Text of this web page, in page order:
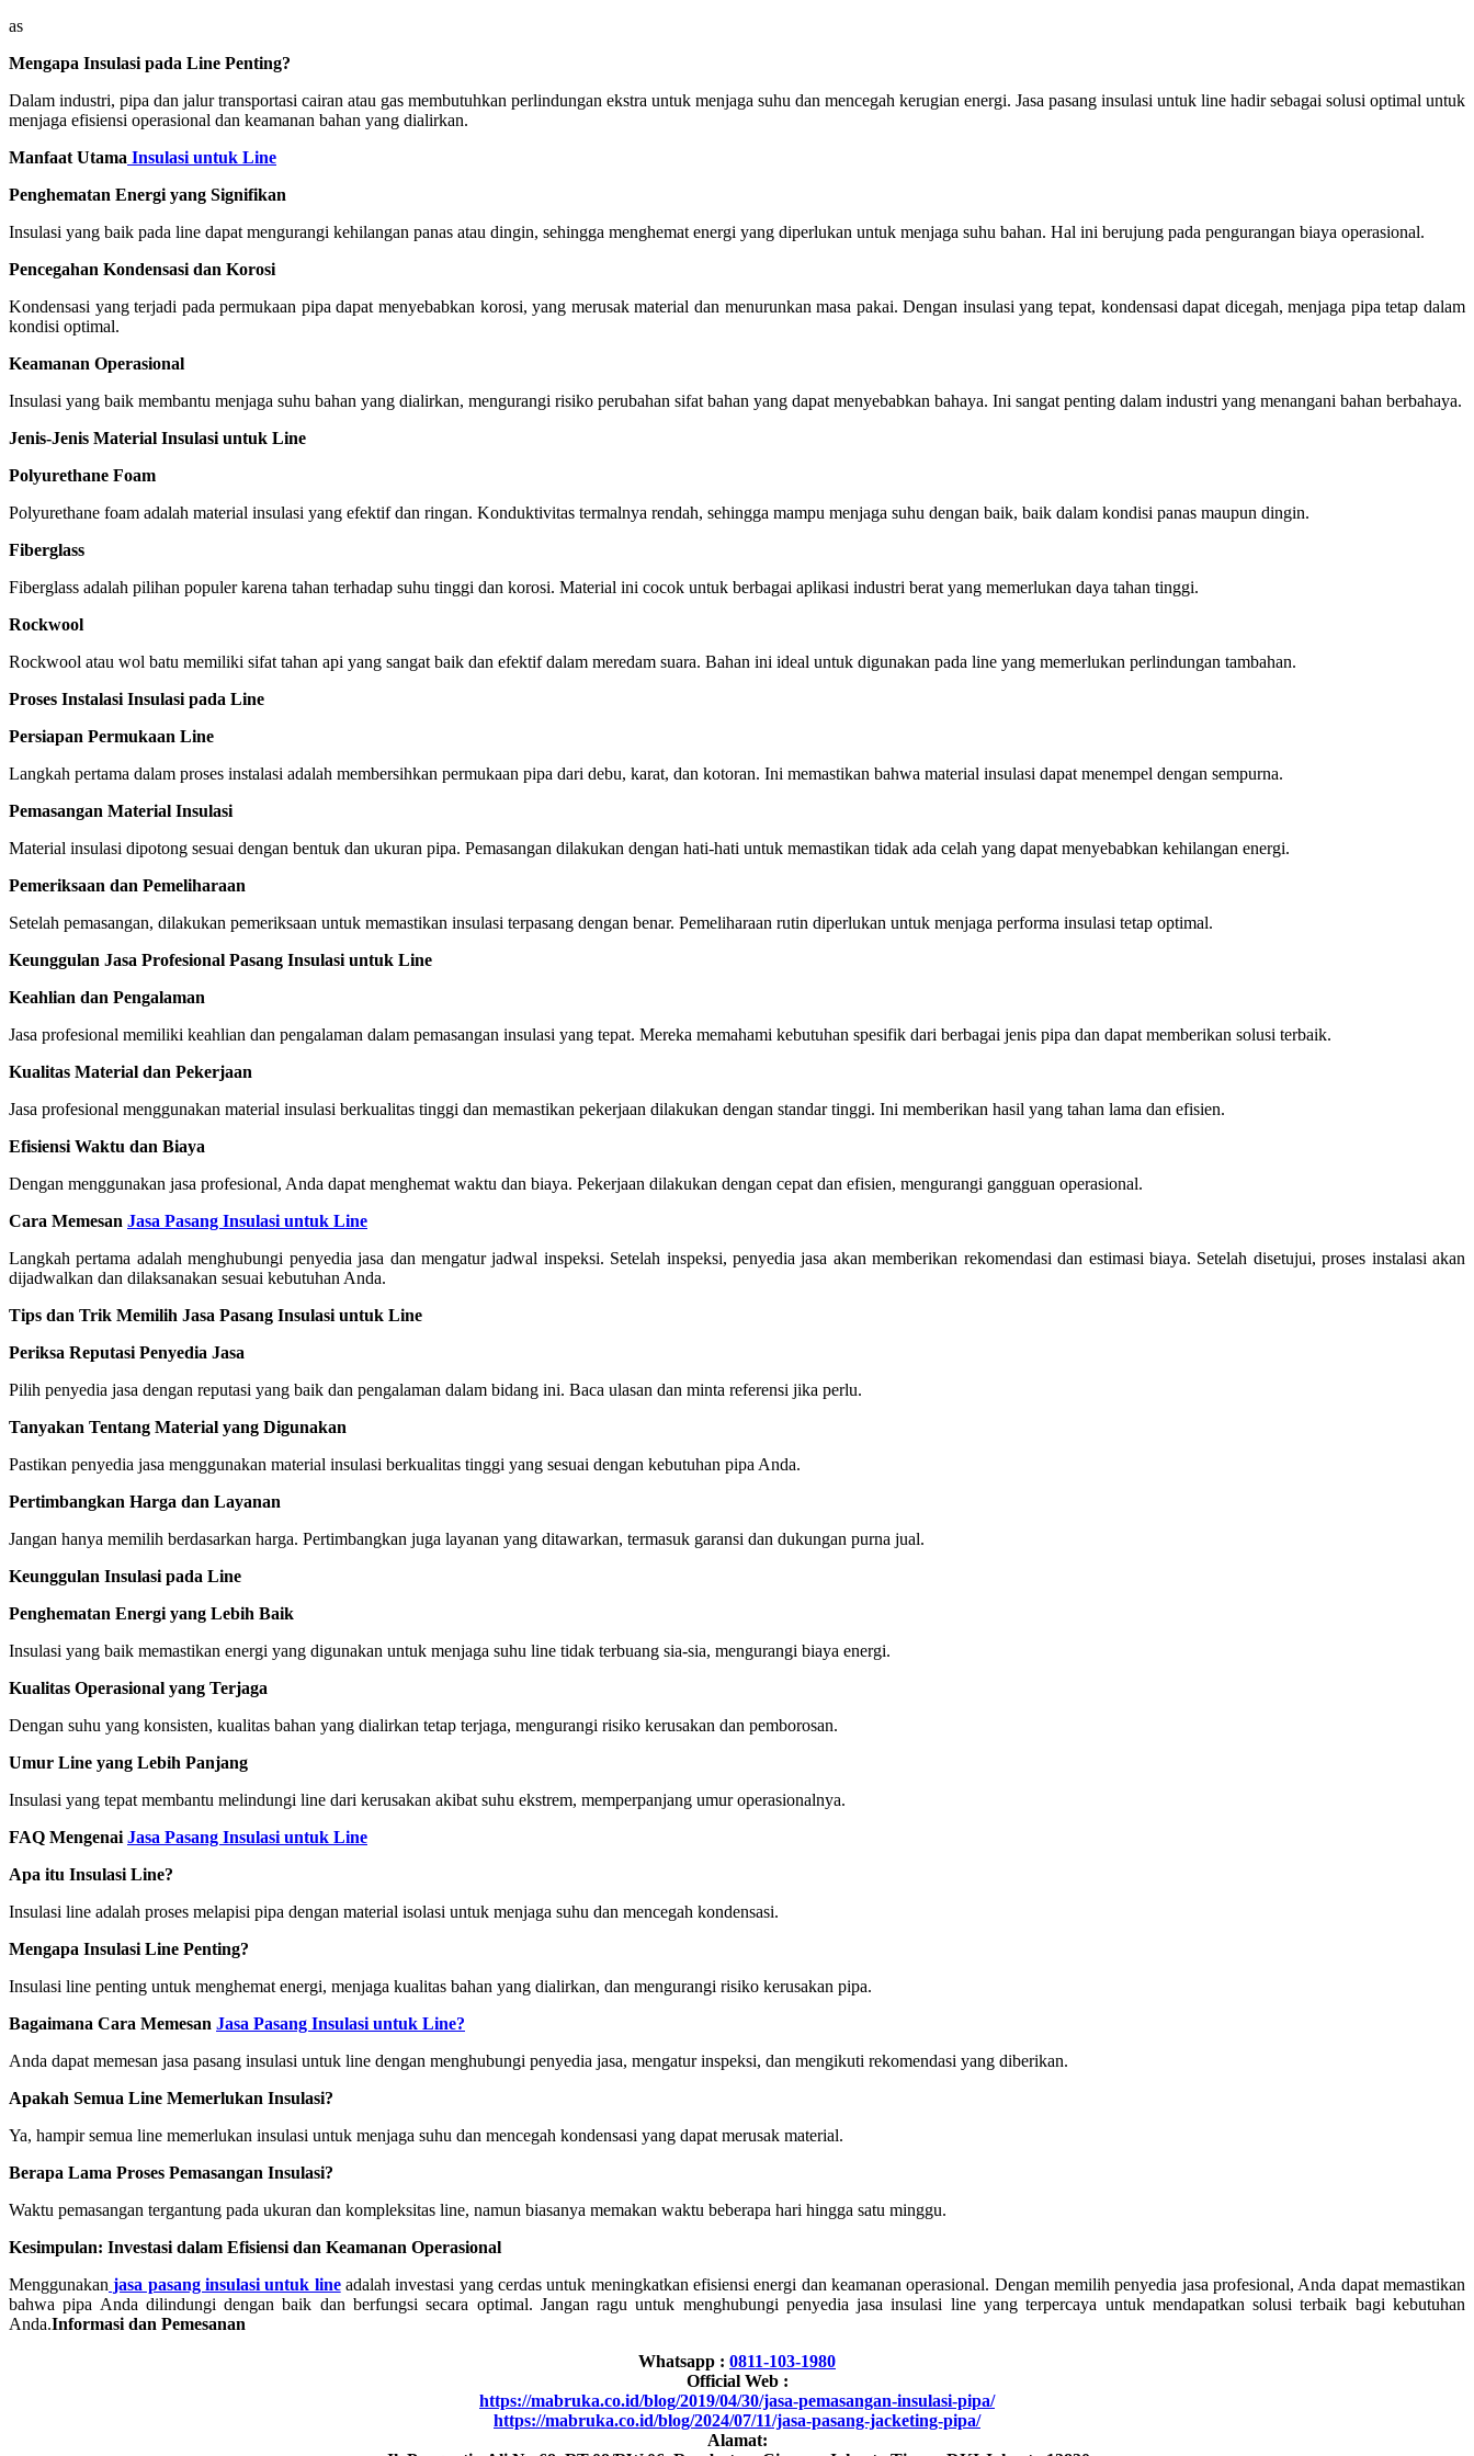
as
Mengapa Insulasi pada Line Penting?
Dalam industri, pipa dan jalur transportasi cairan atau gas membutuhkan perlindungan ekstra untuk menjaga suhu dan mencegah kerugian energi. Jasa pasang insulasi untuk line hadir sebagai solusi optimal untuk
menjaga efisiensi operasional dan keamanan bahan yang dialirkan.
Manfaat Utama Insulasi untuk Line
Penghematan Energi yang Signifikan
Insulasi yang baik pada line dapat mengurangi kehilangan panas atau dingin, sehingga menghemat energi yang diperlukan untuk menjaga suhu bahan. Hal ini berujung pada pengurangan biaya operasional.
Pencegahan Kondensasi dan Korosi
Kondensasi yang terjadi pada permukaan pipa dapat menyebabkan korosi, yang merusak material dan menurunkan masa pakai. Dengan insulasi yang tepat, kondensasi dapat dicegah, menjaga pipa tetap dalam
kondisi optimal.
Keamanan Operasional
Insulasi yang baik membantu menjaga suhu bahan yang dialirkan, mengurangi risiko perubahan sifat bahan yang dapat menyebabkan bahaya. Ini sangat penting dalam industri yang menangani bahan berbahaya.
Jenis-Jenis Material Insulasi untuk Line
Polyurethane Foam
Polyurethane foam adalah material insulasi yang efektif dan ringan. Konduktivitas termalnya rendah, sehingga mampu menjaga suhu dengan baik, baik dalam kondisi panas maupun dingin.
Fiberglass
Fiberglass adalah pilihan populer karena tahan terhadap suhu tinggi dan korosi. Material ini cocok untuk berbagai aplikasi industri berat yang memerlukan daya tahan tinggi.
Rockwool
Rockwool atau wol batu memiliki sifat tahan api yang sangat baik dan efektif dalam meredam suara. Bahan ini ideal untuk digunakan pada line yang memerlukan perlindungan tambahan.
Proses Instalasi Insulasi pada Line
Persiapan Permukaan Line
Langkah pertama dalam proses instalasi adalah membersihkan permukaan pipa dari debu, karat, dan kotoran. Ini memastikan bahwa material insulasi dapat menempel dengan sempurna.
Pemasangan Material Insulasi
Material insulasi dipotong sesuai dengan bentuk dan ukuran pipa. Pemasangan dilakukan dengan hati-hati untuk memastikan tidak ada celah yang dapat menyebabkan kehilangan energi.
Pemeriksaan dan Pemeliharaan
Setelah pemasangan, dilakukan pemeriksaan untuk memastikan insulasi terpasang dengan benar. Pemeliharaan rutin diperlukan untuk menjaga performa insulasi tetap optimal.
Keunggulan Jasa Profesional Pasang Insulasi untuk Line
Keahlian dan Pengalaman
Jasa profesional memiliki keahlian dan pengalaman dalam pemasangan insulasi yang tepat. Mereka memahami kebutuhan spesifik dari berbagai jenis pipa dan dapat memberikan solusi terbaik.
Kualitas Material dan Pekerjaan
Jasa profesional menggunakan material insulasi berkualitas tinggi dan memastikan pekerjaan dilakukan dengan standar tinggi. Ini memberikan hasil yang tahan lama dan efisien.
Efisiensi Waktu dan Biaya
Dengan menggunakan jasa profesional, Anda dapat menghemat waktu dan biaya. Pekerjaan dilakukan dengan cepat dan efisien, mengurangi gangguan operasional.
Cara Memesan Jasa Pasang Insulasi untuk Line
Langkah pertama adalah menghubungi penyedia jasa dan mengatur jadwal inspeksi. Setelah inspeksi, penyedia jasa akan memberikan rekomendasi dan estimasi biaya. Setelah disetujui, proses instalasi akan
dijadwalkan dan dilaksanakan sesuai kebutuhan Anda.
Tips dan Trik Memilih Jasa Pasang Insulasi untuk Line
Periksa Reputasi Penyedia Jasa
Pilih penyedia jasa dengan reputasi yang baik dan pengalaman dalam bidang ini. Baca ulasan dan minta referensi jika perlu.
Tanyakan Tentang Material yang Digunakan
Pastikan penyedia jasa menggunakan material insulasi berkualitas tinggi yang sesuai dengan kebutuhan pipa Anda.
Pertimbangkan Harga dan Layanan
Jangan hanya memilih berdasarkan harga. Pertimbangkan juga layanan yang ditawarkan, termasuk garansi dan dukungan purna jual.
Keunggulan Insulasi pada Line
Penghematan Energi yang Lebih Baik
Insulasi yang baik memastikan energi yang digunakan untuk menjaga suhu line tidak terbuang sia-sia, mengurangi biaya energi.
Kualitas Operasional yang Terjaga
Dengan suhu yang konsisten, kualitas bahan yang dialirkan tetap terjaga, mengurangi risiko kerusakan dan pemborosan.
Umur Line yang Lebih Panjang
Insulasi yang tepat membantu melindungi line dari kerusakan akibat suhu ekstrem, memperpanjang umur operasionalnya.
FAQ Mengenai Jasa Pasang Insulasi untuk Line
Apa itu Insulasi Line?
Insulasi line adalah proses melapisi pipa dengan material isolasi untuk menjaga suhu dan mencegah kondensasi.
Mengapa Insulasi Line Penting?
Insulasi line penting untuk menghemat energi, menjaga kualitas bahan yang dialirkan, dan mengurangi risiko kerusakan pipa.
Bagaimana Cara Memesan Jasa Pasang Insulasi untuk Line?
Anda dapat memesan jasa pasang insulasi untuk line dengan menghubungi penyedia jasa, mengatur inspeksi, dan mengikuti rekomendasi yang diberikan.
Apakah Semua Line Memerlukan Insulasi?
Ya, hampir semua line memerlukan insulasi untuk menjaga suhu dan mencegah kondensasi yang dapat merusak material.
Berapa Lama Proses Pemasangan Insulasi?
Waktu pemasangan tergantung pada ukuran dan kompleksitas line, namun biasanya memakan waktu beberapa hari hingga satu minggu.
Kesimpulan: Investasi dalam Efisiensi dan Keamanan Operasional
Menggunakan jasa pasang insulasi untuk line adalah investasi yang cerdas untuk meningkatkan efisiensi energi dan keamanan operasional. Dengan memilih penyedia jasa profesional, Anda dapat memastikan
bahwa pipa Anda dilindungi dengan baik dan berfungsi secara optimal. Jangan ragu untuk menghubungi penyedia jasa insulasi line yang terpercaya untuk mendapatkan solusi terbaik bagi kebutuhan
Anda.Informasi dan Pemesanan
Whatsapp : 0811-103-1980
Official Web :
https://mabruka.co.id/blog/2019/04/30/jasa-pemasangan-insulasi-pipa/
https://mabruka.co.id/blog/2024/07/11/jasa-pasang-jacketing-pipa/
Alamat: